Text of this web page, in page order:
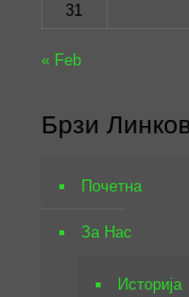
31
« Feb
Брзи
Почетна
За Нас
Историја